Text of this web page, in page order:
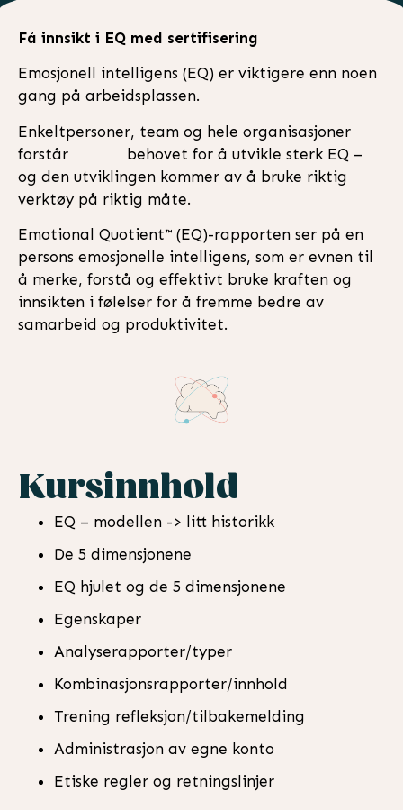
Få innsikt i EQ med sertifisering
Emosjonell intelligens (EQ) er viktigere enn noen
gang på arbeidsplassen.
Enkeltpersoner, team og hele organisasjoner
forstår
behovet for å utvikle sterk EQ –
og den utviklingen kommer av å bruke riktig
verktøy på riktig måte.
Emotional Quotient™ (EQ)-rapporten ser på en
persons emosjonelle intelligens, som er evnen til
å merke, forstå og effektivt bruke kraften og
innsikten i følelser for å fremme bedre av
samarbeid og produktivitet.
Kursinnhold
EQ – modellen -> litt historikk
De 5 dimensjonene
EQ hjulet og de 5 dimensjonene
Egenskaper
Analyserapporter/typer
Kombinasjonsrapporter/innhold
Trening refleksjon/tilbakemelding
Administrasjon av egne konto
Etiske regler og retningslinjer